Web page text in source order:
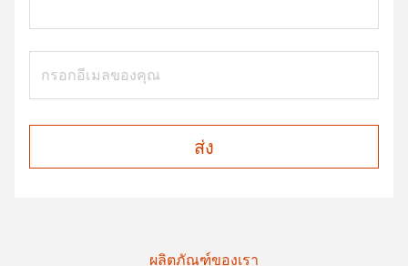
ส่ง
ผลิตภัณฑ์ของเรา